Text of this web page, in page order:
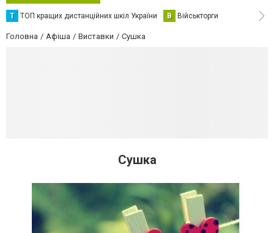
Т ТОП кращих дистанційних шкіл України В Військторги
Головна Афіша Виставки Сушка
Сушка